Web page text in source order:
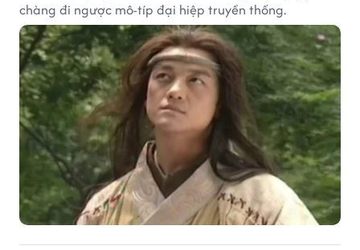
chàng đi ngược mô-típ đại hiệp truyền thống.